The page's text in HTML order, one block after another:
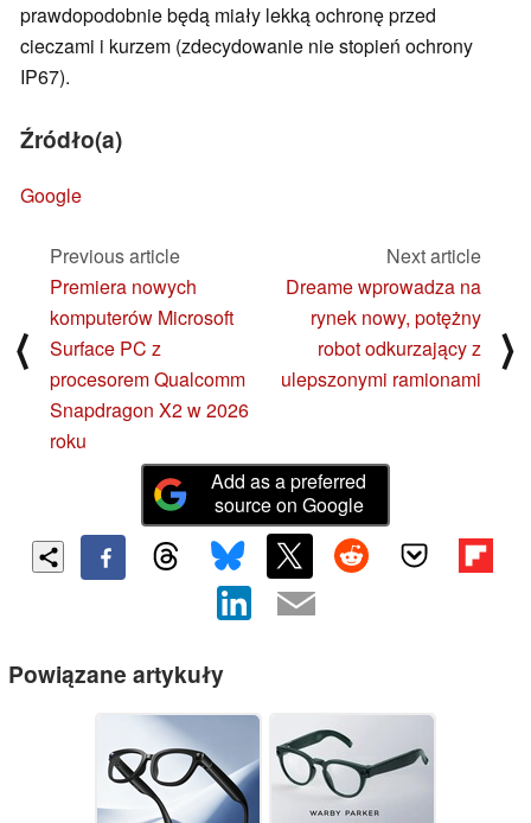
prawdopodobnie będą miały lekką ochronę przed
cieczami i kurzem (zdecydowanie nie stopień ochrony
IP67).
Źródło(a)
Google
⟨
Previous article
Premiera nowych
komputerów Microsoft
Surface PC z
procesorem Qualcomm
Snapdragon X2 w 2026
roku
Next article
Dreame wprowadza na
rynek nowy, potężny
robot odkurzający z
ulepszonymi ramionami
⟩
Add as a preferred
source on Google
Powiązane artykuły